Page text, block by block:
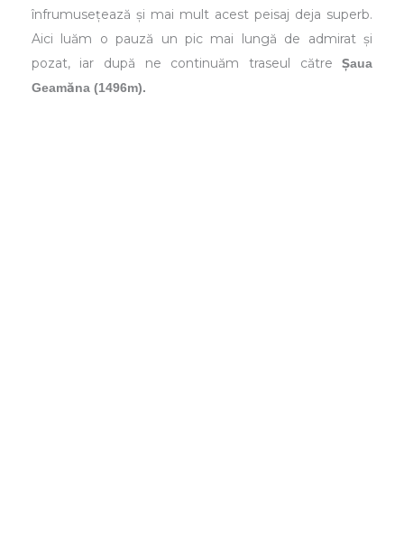
înfrumusețează și mai mult acest peisaj deja superb.
Aici luăm o pauză un pic mai lungă de admirat și
pozat, iar după ne continuăm traseul cătreȘaua
Geamăna (1496m).